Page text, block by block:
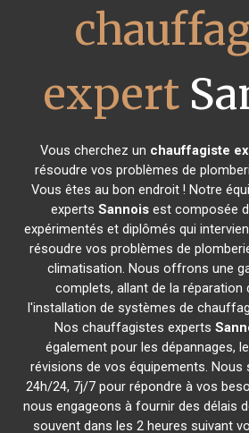
expert
Vous cherchez un chauffagiste
résoudre vos problèmes de
Vous êtes au bon endroit ! Notre
expertsSannois est composée
expérimentés et diplômés qui
résoudre vos problèmes de
climatisation. Nous offrons une
complets, allant de la réparation
l'installation de systèmes de
Nos chauffagistes experts
également pour les dépannages,
révisions de vos équipements.
24h/24, 7j/7 pour répondre à vos
nous engageons à fournir des délais
souvent dans les 2 heures suivant